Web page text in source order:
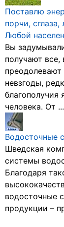
Поставлю
порчи,
Любой
Вы
получают
невзгоды,
благополучия
человека. От ...
Водосточные
Шведская
системы
Благодаря
водосточные
продукции –